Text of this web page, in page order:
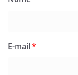
E-mail*